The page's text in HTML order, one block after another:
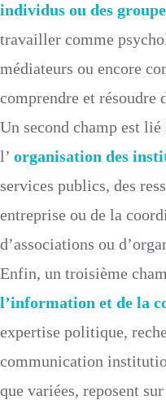
individus ou des
travailler comme
médiateurs ou encore
comprendre et résoudre
Un second champ est lié
l’ organisation des
services publics, des
entreprise ou de la
d’associations ou
Enfin, un troisième
l’information et de la
expertise politique,
communication
que variées, reposent